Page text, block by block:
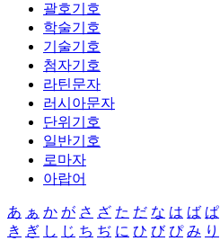
괄호기호
학술기호
기술기호
첨자기호
라틴문자
러시아문자
단위기호
일반기호
로마자
아랍어
あ ぁ か が さ ざ た だ な は ば ぱ
き ぎ し じ ち ぢ に ひ び ぴ み り